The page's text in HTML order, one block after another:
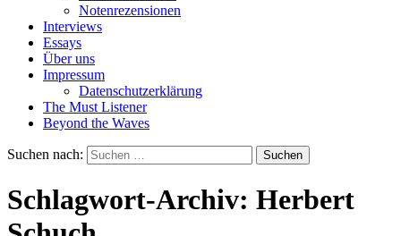
Notenrezensionen
Interviews
Essays
Über uns
Impressum
Datenschutzerklärung
The Must Listener
Beyond the Waves
Suchen nach:
Schlagwort-Archiv: Herbert